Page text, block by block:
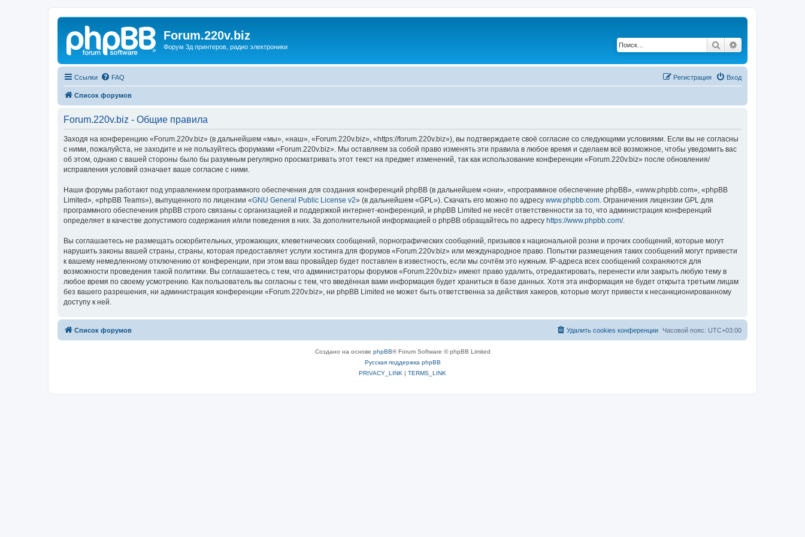
Forum.220v.biz
Форум 3д принтеров, радио электроники Поиск
Ссылки FAQ Вход
Регистрация
Список форумов
Forum.220v.biz - Общие правила
Заходя на конференцию «Forum.220v.biz» (в дальнейшем «мы», «наш», «Forum.220v.biz», «https://forum.220v.biz»), вы подтверждаете своё согласие со следующими условиями. Если вы не согласны
с ними, пожалуйста, не заходите и не пользуйтесь форумами «Forum.220v.biz». Мы оставляем за собой право изменять эти правила в любое время и сделаем всё возможное, чтобы уведомить вас
об этом, однако с вашей стороны было бы разумным регулярно просматривать этот текст на предмет изменений, так как использование конференции «Forum.220v.biz» после обновления/
исправления условий означает ваше согласие с ними.
Наши форумы работают под управлением программного обеспечения для создания конференций phpBB (в дальнейшем «они», «программное обеспечение phpBB», «www.phpbb.com», «phpBB
Limited», «phpBB Teams»), выпущенного по лицензии «GNU General Public License v2» (в дальнейшем «GPL»). Скачать его можно по адресу www.phpbb.com . Ограничения лицензии GPL для
программного обеспечения phpBB строго связаны с организацией и поддержкой интернет-конференций, и phpBB Limited не несёт ответственности за то, что администрация конференций
определяет в качестве допустимого содержания и/или поведения в них. За дополнительной информацией о phpBB обращайтесь по адресу https://www.phpbb.com/.
Вы соглашаетесь не размещать оскорбительных, угрожающих, клеветнических сообщений, порнографических сообщений, призывов к национальной розни и прочих сообщений, которые могут
нарушить законы вашей страны, страны, которая предоставляет услуги хостинга для форумов «Forum.220v.biz» или международное право. Попытки размещения таких сообщений могут привести
к вашему немедленному отключению от конференции, при этом ваш провайдер будет поставлен в известность, если мы сочтём это нужным. IP-адреса всех сообщений сохраняются для
возможности проведения такой политики. Вы соглашаетесь с тем, что администраторы форумов «Forum.220v.biz» имеют право удалить, отредактировать, перенести или закрыть любую тему в
любое время по своему усмотрению. Как пользователь вы согласны с тем, что введённая вами информация будет храниться в базе данных. Хотя эта информация не будет открыта третьим лицам
без вашего разрешения, ни администрация конференции «Forum.220v.biz», ни phpBB Limited не может быть ответственна за действия хакеров, которые могут привести к несанкционированному
доступу к ней.
Список форумов Часовой пояс: UTC+03:00
Удалить cookies конференции
Создано на основе phpBB® Forum Software © phpBB Limited
Русская поддержка phpBB
PRIVACY_LINK | TERMS_LINK